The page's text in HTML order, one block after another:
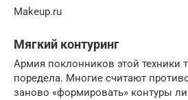
Makeup.ru
Мягкий контуринг
Армия поклонников этой техники
поредела. Многие считают
заново «формировать» контуры